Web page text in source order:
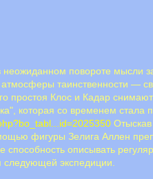
повороте мысли
атмосферы таинственности
простоя Клос и Кадар
которая со временем
фигуры Зелига Аллен
способность описывать
следующей экспедиции.